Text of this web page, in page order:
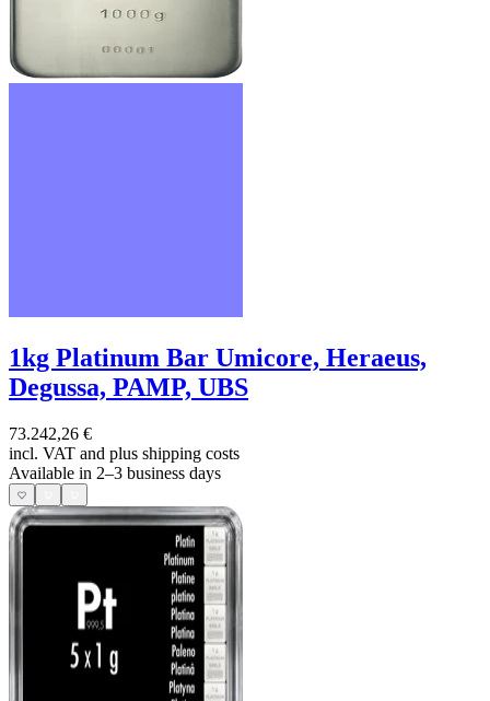
1kg Platinum Bar Umicore, Heraeus,
Degussa, PAMP, UBS
73.242,26 €
incl. VAT and plus shipping costs
Available in 2–3 business days